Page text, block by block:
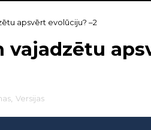
apsvērt evolūciju? –2
vajadzētu
, Versijas